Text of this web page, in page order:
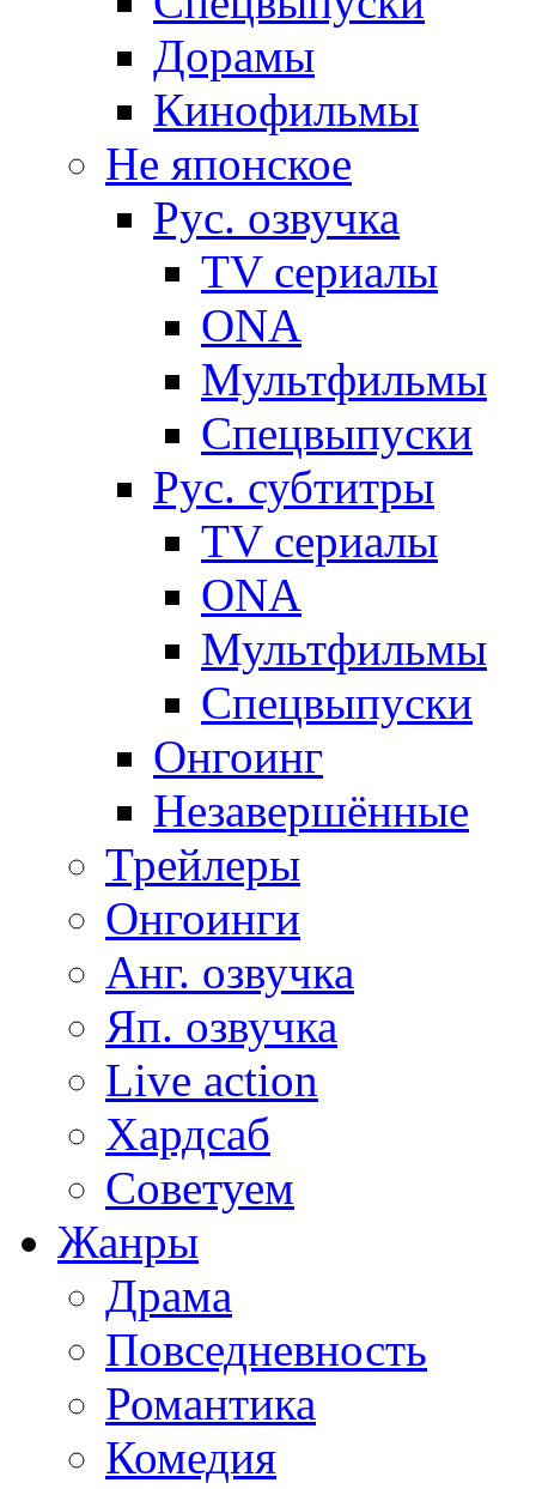
Дорамы
Кинофильмы
Не японское
Рус. озвучка
TV сериалы
ONA
Мультфильмы
Спецвыпуски
Рус. субтитры
TV сериалы
ONA
Мультфильмы
Спецвыпуски
Онгоинг
Незавершённые
Трейлеры
Онгоинги
Анг. озвучка
Яп. озвучка
Live action
Хардсаб
Советуем
Жанры
Драма
Повседневность
Романтика
Комедия